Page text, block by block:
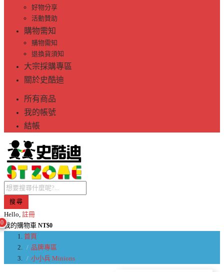
好物分享
活動贊助
購物需知
購物需知
退換貨須知
大宗採購專區
關於史酷迪
所有商品
我的帳號
結帳
搜尋
Hello, 註冊
0我的購物車 NT$0
首頁
品牌專區
小小兵 Minions